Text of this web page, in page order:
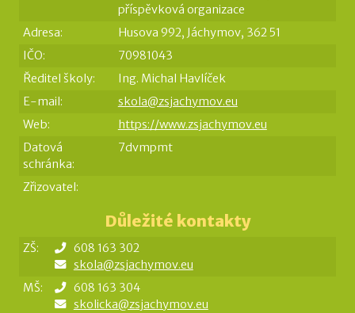
příspěvková organizace
Adresa:
Husova 992, Jáchymov, 362 51
IČO:
70981043
Ředitel školy:
Ing. Michal Havlíček
E-mail:
skola@zsjachymov.eu
Web:
https://www.zsjachymov.eu
Datová
schránka:
7dvmpmt
Zřizovatel:
Důležité kontakty
ZŠ:
608 163 302
skola@zsjachymov.eu
MŠ:
608 163 304
skolicka@zsjachymov.eu